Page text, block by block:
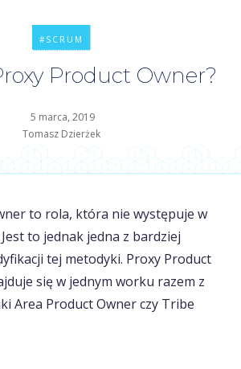
#SCRUM
Product Owner?
5 marca, 2019
Tomasz Dzierżek
to rola, która nie występuje w
to jednak jedna z bardziej
tej metodyki. Proxy Product
się w jednym worku razem z
Area Product Owner czy Tribe